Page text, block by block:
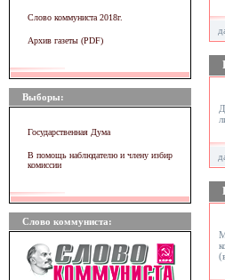
Слово коммуниста 2018г.
Архив газеты (PDF)
Выборы:
Государственная Дума
В помощь наблюдателю и члену избир
комиссии
Слово коммуниста: